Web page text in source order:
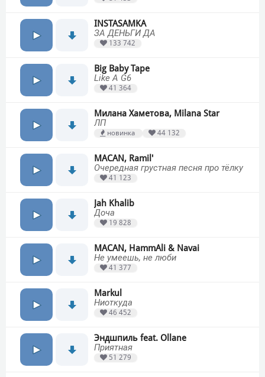
INSTASAMKA
ЗА ДЕНЬГИ ДА
133 742
Big Baby Tape
Like A G6
41 364
Милана Хаметова, Milana Star
ЛП
новинка 44 132
MACAN, Ramil'
Очередная грустная песня про тёлку
41 123
Jah Khalib
Доча
19 828
MACAN, HammAli & Navai
Не умеешь, не люби
41 377
Markul
Ниоткуда
46 452
Эндшпиль feat. Ollane
Приятная
51 279